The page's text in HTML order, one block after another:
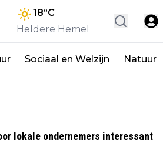
18°C
Heldere Hemel
Sociaal en Welzijn Natuur
lokale ondernemers interessant